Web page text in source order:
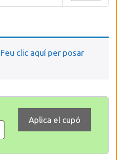
Feu clic aquí per posar
Aplica el cupó